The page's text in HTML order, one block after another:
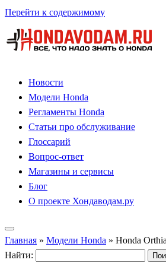
Перейти к содержимому
Новости
Модели Honda
Регламенты Honda
Статьи про обслуживание
Глоссарий
Вопрос-ответ
Магазины и сервисы
Блог
О проекте Хондаводам.ру
Главная » Модели Honda » Honda
Найти: